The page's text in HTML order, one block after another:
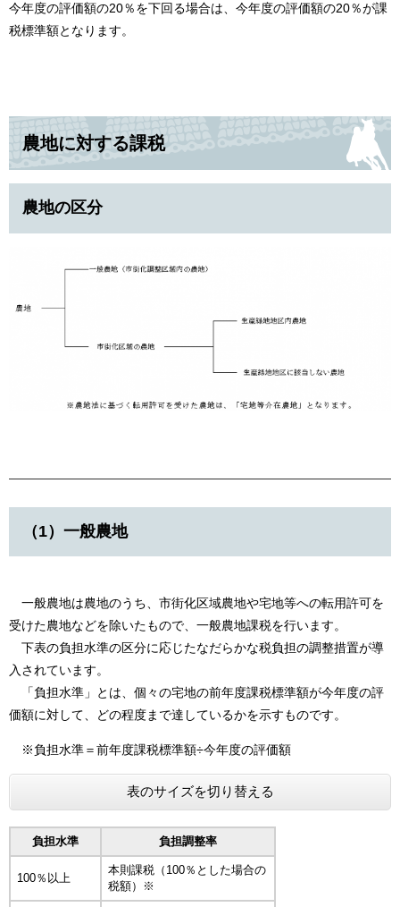
今年度の評価額の20％を下回る場合は、今年度の評価額の20％が課
税標準額となります。
農地に対する課税
農地の区分
（1）一般農地
一般農地は農地のうち、市街化区域農地や宅地等への転用許可を
受けた農地などを除いたもので、一般農地課税を行います。
下表の負担水準の区分に応じたなだらかな税負担の調整措置が導
入されています。
「負担水準」とは、個々の宅地の前年度課税標準額が今年度の評
価額に対して、どの程度まで達しているかを示すものです。
※負担水準＝前年度課税標準額÷今年度の評価額
表のサイズを切り替える
負担水準 負担調整率
100％以上
本則課税（100％とした場合の
税額）※